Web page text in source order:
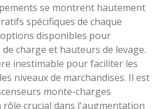
se montrent hautement
spécifiques de chaque
disponibles pour
charge et hauteurs de levage.
inestimable pour faciliter les
niveaux de marchandises. Il est
monte-charges
crucial dans l'augmentation